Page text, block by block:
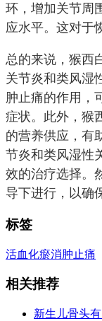
环，增加关节周
应水平。这对于
总的来说，猴西
关节炎和类风湿
肿止痛的作用，
症状。此外，猴
的营养供应，有
节炎和类风湿性
效的治疗选择。
导下进行，以确
标签
活血化瘀消肿止痛
相关推荐
新生儿骨头